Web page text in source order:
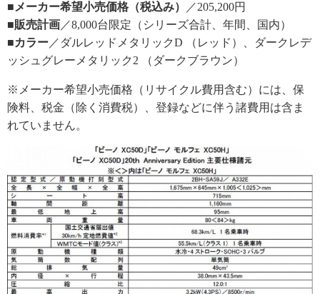
■メーカー希望小売価格（税込み）
／205,200円
■販売計画 ／8,000台限定（シリーズ合計、年間、国内）
■カラー ／ダルレッドメタリックD （レッド）、ダークレデ
ッシュグレーメタリック2 （ダークブラウン）
※メーカー希望小売価格（リサイクル費用含む）には、保
険料、税金（除く消費税）、登録などに伴う諸費用は含ま
れていません。